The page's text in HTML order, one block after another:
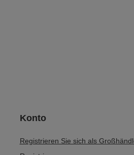
Konto
Registrieren Sie sich als